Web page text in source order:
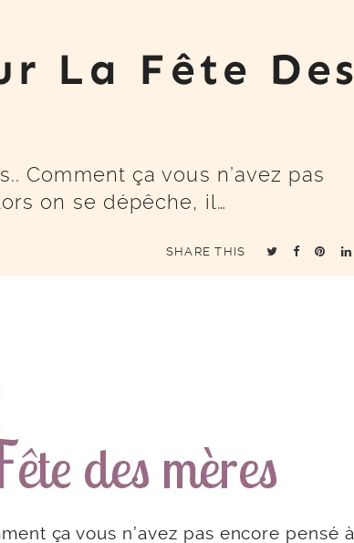
La Fête Des
Comment ça vous n’avez pas
on se dépêche, il…
SHARE THIS
ça vous n’avez pas encore pensé à